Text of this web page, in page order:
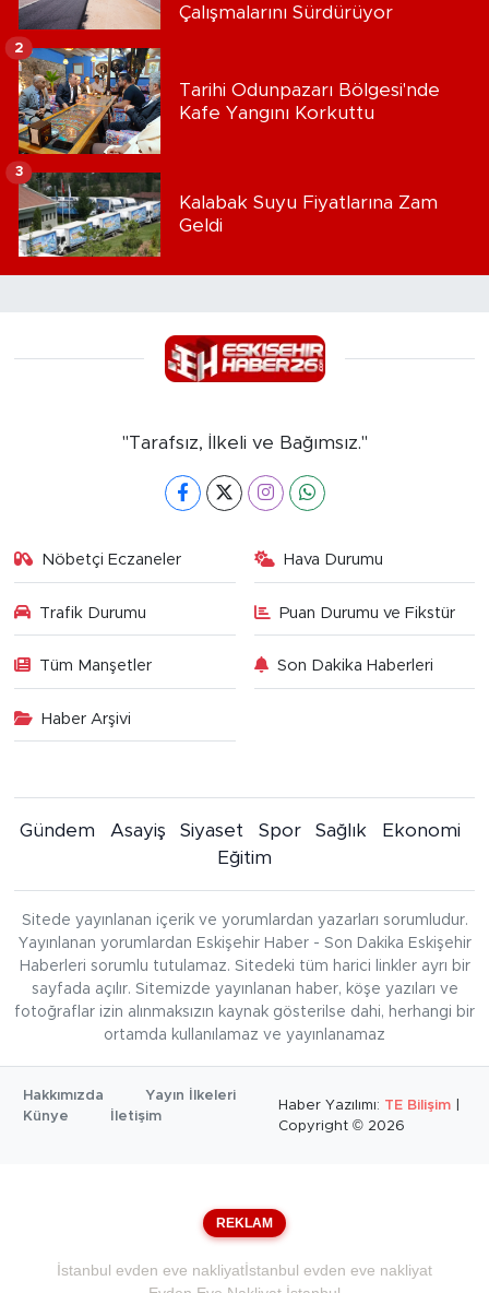
Çalışmalarını Sürdürüyor
Tarihi Odunpazarı Bölgesi'nde
Kafe Yangını Korkuttu
2
Kalabak Suyu Fiyatlarına Zam
Geldi
3
"Tarafsız, İlkeli ve Bağımsız."
Nöbetçi Eczaneler Hava Durumu
Trafik Durumu Puan Durumu ve Fikstür
Tüm Manşetler Son Dakika Haberleri
Haber Arşivi
Gündem Asayiş Siyaset Spor Sağlık
Ekonomi
Eğitim
Sitede yayınlanan içerik ve yorumlardan yazarları sorumludur.
Yayınlanan yorumlardan Eskişehir Haber - Son Dakika Eskişehir
Haberleri sorumlu tutulamaz. Sitedeki tüm harici linkler ayrı bir
sayfada açılır. Sitemizde yayınlanan haber, köşe yazıları ve
fotoğraflar izin alınmaksızın kaynak gösterilse dahi, herhangi bir
ortamda kullanılamaz ve yayınlanamaz
Hakkımızda
Yayın İlkeleri
Künye
İletişim
Haber Yazılımı: TE Bilişim
Copyright © 2026
REKLAM
İstanbul evden eve nakliyatİstanbul evden eve nakliyat